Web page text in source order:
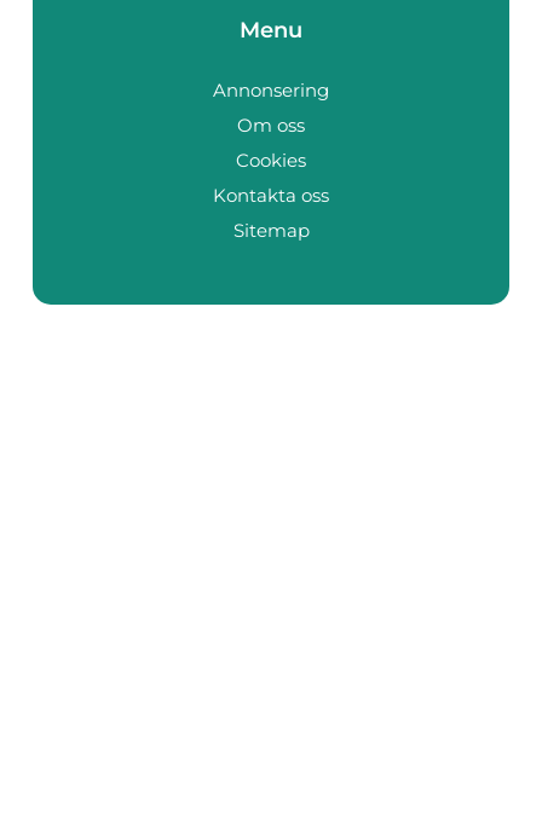
Menu
Annonsering
Om oss
Cookies
Kontakta oss
Sitemap